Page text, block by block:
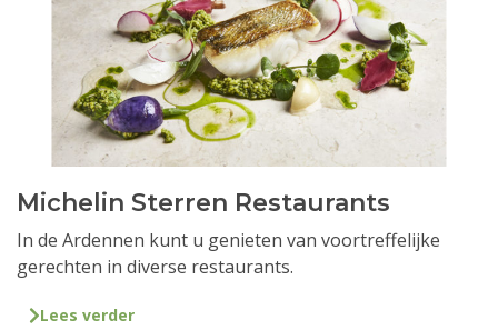
Michelin Sterren Restaurants
In de Ardennen kunt u genieten van voortreffelijke
gerechten in diverse restaurants.
Lees verder